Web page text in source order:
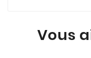
Vous